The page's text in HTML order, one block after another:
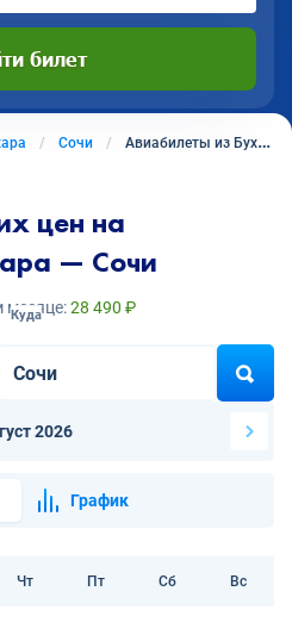
билет
Сочи Авиабилеты из Бухары в Сочи
цен на
— Сочи
месяце:28 490 ₽
Куда
2026
График
Чт Пт Сб Вс